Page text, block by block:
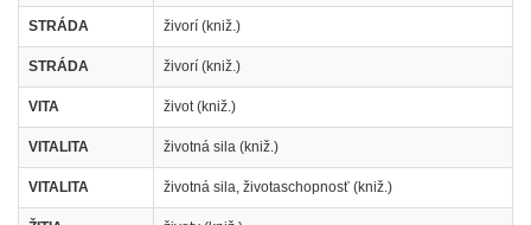
STRÁDA živorí (kniž.)
STRÁDA živorí (kniž.)
VITA život (kniž.)
VITALITA životná sila (kniž.)
VITALITA životná sila, životaschopnosť (kniž.)